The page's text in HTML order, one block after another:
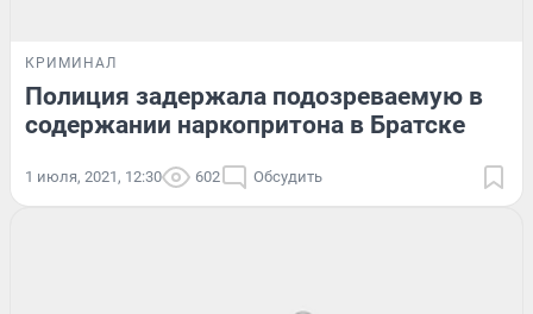
КРИМИНАЛ
Полиция задержала подозреваемую в
содержании наркопритона в Братске
1 июля, 2021, 12:30 602 Обсудить